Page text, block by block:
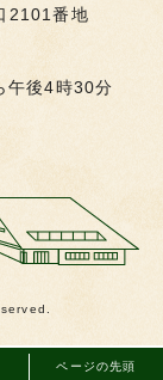
ページの先頭
2101番地
午後4時30分